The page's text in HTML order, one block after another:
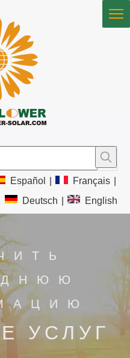
Español Français
Deutsch
English
УСЛУГ